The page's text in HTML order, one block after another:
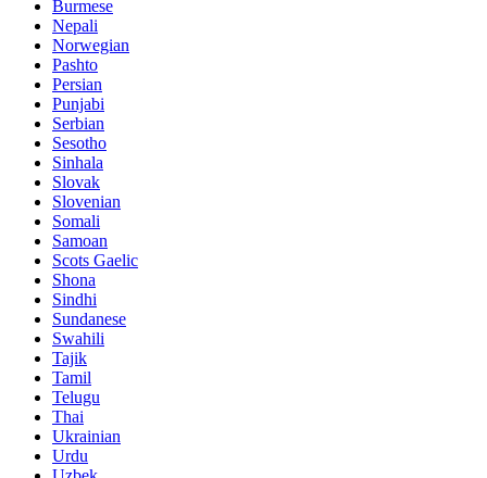
Burmese
Nepali
Norwegian
Pashto
Persian
Punjabi
Serbian
Sesotho
Sinhala
Slovak
Slovenian
Somali
Samoan
Scots Gaelic
Shona
Sindhi
Sundanese
Swahili
Tajik
Tamil
Telugu
Thai
Ukrainian
Urdu